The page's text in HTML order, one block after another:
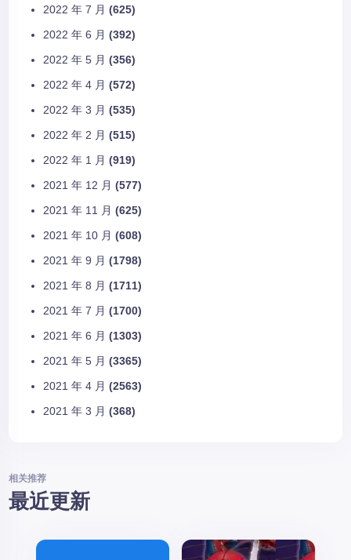
2022 年 7 月 (625)
2022 年 6 月 (392)
2022 年 5 月 (356)
2022 年 4 月 (572)
2022 年 3 月 (535)
2022 年 2 月 (515)
2022 年 1 月 (919)
2021 年 12 月 (577)
2021 年 11 月 (625)
2021 年 10 月 (608)
2021 年 9 月 (1798)
2021 年 8 月 (1711)
2021 年 7 月 (1700)
2021 年 6 月 (1303)
2021 年 5 月 (3365)
2021 年 4 月 (2563)
2021 年 3 月 (368)
相关推荐
最近更新